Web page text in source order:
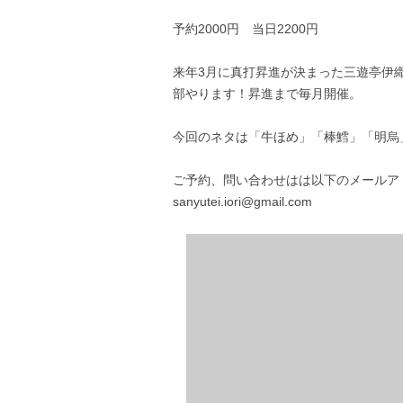
予約2000円 当日2200円
来年3月に真打昇進が決まった三遊亭伊
部やります！昇進まで毎月開催。
今回のネタは「牛ほめ」「棒鱈」「明烏
ご予約、問い合わせはは以下のメール
sanyutei.iori@gmail.com